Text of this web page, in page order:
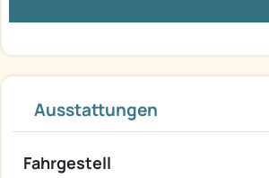
Ausstattungen
Fahrgestell